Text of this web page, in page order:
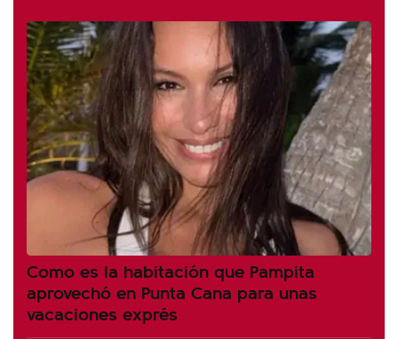
Como es la habitación que Pampita
aprovechó en Punta Cana para unas
vacaciones exprés